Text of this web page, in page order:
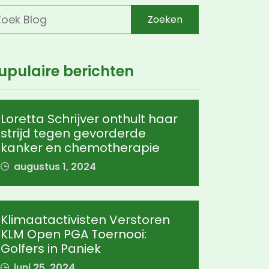
Zoeken
berichten
Loretta Schrijver onthult haar
strijd tegen gevorderde
kanker en chemotherapie
augustus 1, 2024
Klimaatactivisten Verstoren
KLM Open PGA Toernooi:
Golfers in Paniek